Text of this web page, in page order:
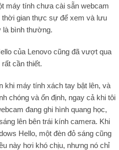
máy tính chưa cài sẵn webcam
thời gian thực sự để xem và lưu
là bình thường.
của Lenovo cũng đã vượt qua
cần thiết.
khi máy tính xách tay bật lên, và
chóng và ổn định, ngay cả khi tôi
đang ghi hình quang học,
lên bên trái kính camera. Khi
Hello, một đèn đỏ sáng cũng
này hơi khó chịu, nhưng nó chỉ